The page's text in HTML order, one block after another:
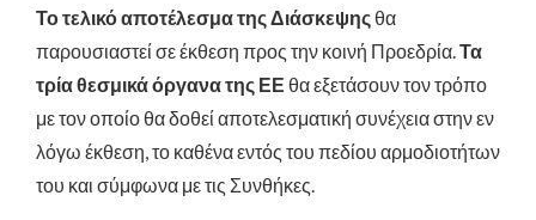
Το τελικό αποτέλεσμα της Διάσκεψηςθα
παρουσιαστεί σε έκθεση προς την κοινή Προεδρία.Τα
τρία θεσμικά όργανα της ΕΕ θα εξετάσουν τον τρόπο
με τον οποίο θα δοθεί αποτελεσματική συνέχεια στην εν
λόγω έκθεση, το καθένα εντός του πεδίου αρμοδιοτήτων
του και σύμφωνα με τις Συνθήκες.